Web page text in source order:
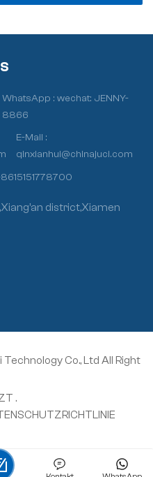
WhatsApp :wechat: JENNY-
8866
E-Mail :
qinxianhui@chinajuci.com
district,Xiamen
Co., Ltd All Right
.